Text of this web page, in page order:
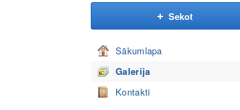
Sekot
Sākumlapa
Galerija
Kontakti